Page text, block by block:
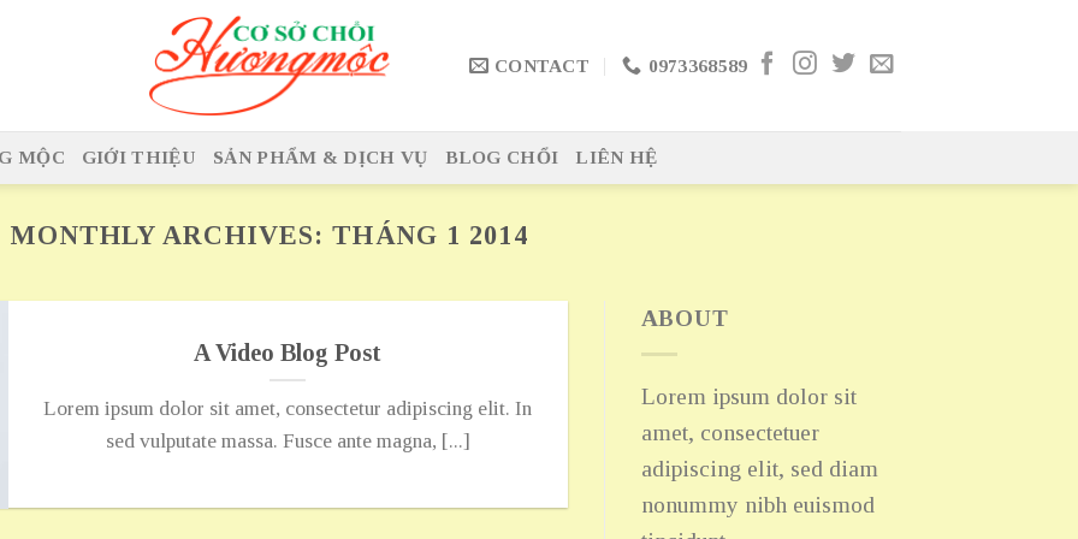
CONTACT 0973368589
MỘC GIỚI THIỆU SẢN PHẨM & DỊCH VỤ BLOG CHỔI LIÊN HỆ
MONTHLY ARCHIVES:THÁNG 1 2014
A Video Blog Post
Lorem ipsum dolor sit amet, consectetur adipiscing elit. In
sed vulputate massa. Fusce ante magna, [...]
ABOUT
Lorem ipsum dolor sit
amet, consectetuer
adipiscing elit, sed diam
nonummy nibh euismod